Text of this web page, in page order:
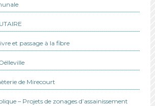
et passage à la fibre
de Mirecourt
– Projets de zonages d’assainissement